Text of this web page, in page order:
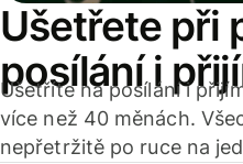
Ušetřete při
posílání i
Ušetříte na posílání i
více než 40 měnách.
nepřetržitě po ruce na